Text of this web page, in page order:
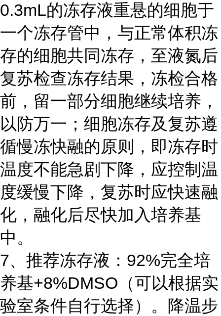
0.3mL的冻存液重悬的细胞于
一个冻存管中，与正常体积冻
存的细胞共同冻存，至液氮后
复苏检查冻存结果，冻检合格
前，留一部分细胞继续培养，
以防万一；细胞冻存及复苏遵
循慢冻快融的原则，即冻存时
温度不能急剧下降，应控制温
度缓慢下降，复苏时应快速融
化，融化后尽快加入培养基
中。
7、推荐冻存液：92%完全培
养基+8%DMSO（可以根据实
验室条件自行选择）。降温步